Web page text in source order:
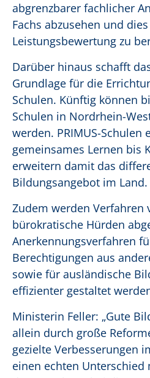
abgrenzbarer fachlicher
Fachs abzusehen und
Leistungsbewertung zu
Darüber hinaus schafft
Grundlage für die
Schulen. Künftig können
Schulen in Nordrhein-
werden. PRIMUS-Schulen
gemeinsames Lernen bis
erweitern damit das
Bildungsangebot im Land.
Zudem werden Verfahren
bürokratische Hürden
Anerkennungsverfahren
Berechtigungen aus
sowie für ausländische
effizienter gestaltet
Ministerin Feller: „Gute
allein durch große
gezielte Verbesserungen
einen echten Unterschied